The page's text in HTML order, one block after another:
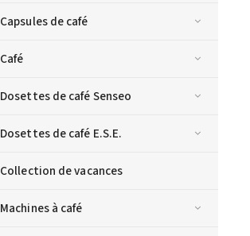
Capsules de café
Café
Dosettes de café Senseo
Dosettes de café E.S.E.
Collection de vacances
Machines à café